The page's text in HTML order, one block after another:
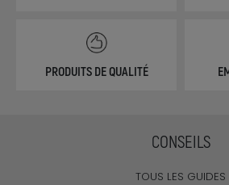
PRODUITS DE QUALITÉ
CONSEILS
TOUS LES GUIDES